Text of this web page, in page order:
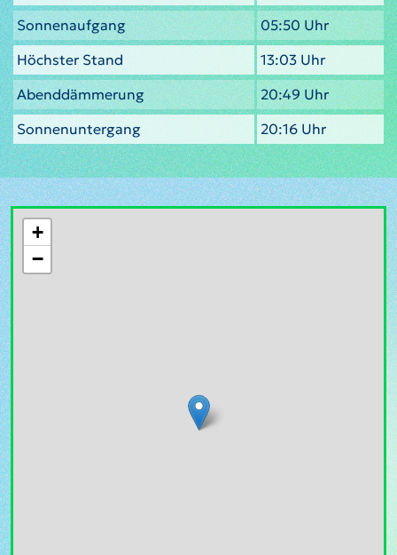
Sonnenaufgang
05:50 Uhr
Höchster Stand
13:03 Uhr
Abenddämmerung
20:49 Uhr
Sonnenuntergang
20:16 Uhr
+
−